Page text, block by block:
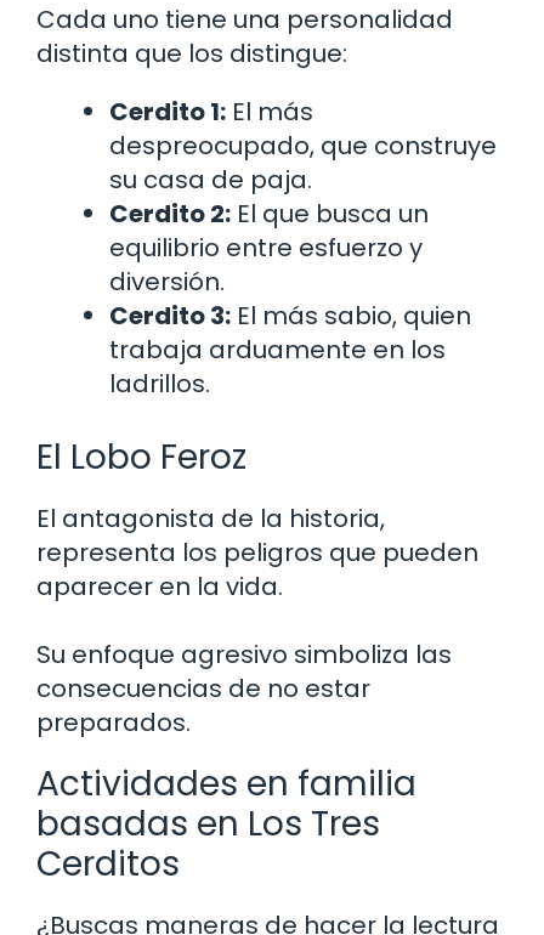
Cada uno tiene una personalidad
distinta que los distingue:
Cerdito 1: El más
despreocupado, que construye
su casa de paja.
Cerdito 2: El que busca un
equilibrio entre esfuerzo y
diversión.
Cerdito 3: El más sabio, quien
trabaja arduamente en los
ladrillos.
El Lobo Feroz
El antagonista de la historia,
representa los peligros que pueden
aparecer en la vida.
Su enfoque agresivo simboliza las
consecuencias de no estar
preparados.
Actividades en familia
basadas en Los Tres
Cerditos
¿Buscas maneras de hacer la lectura